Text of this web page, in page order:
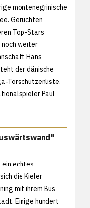
montenegrinische
Gerüchten
Top-Stars
noch weiter
Hans
der dänische
Torschützenliste.
Paul
ein echtes
die Kieler
mit ihrem Bus
Einige hundert